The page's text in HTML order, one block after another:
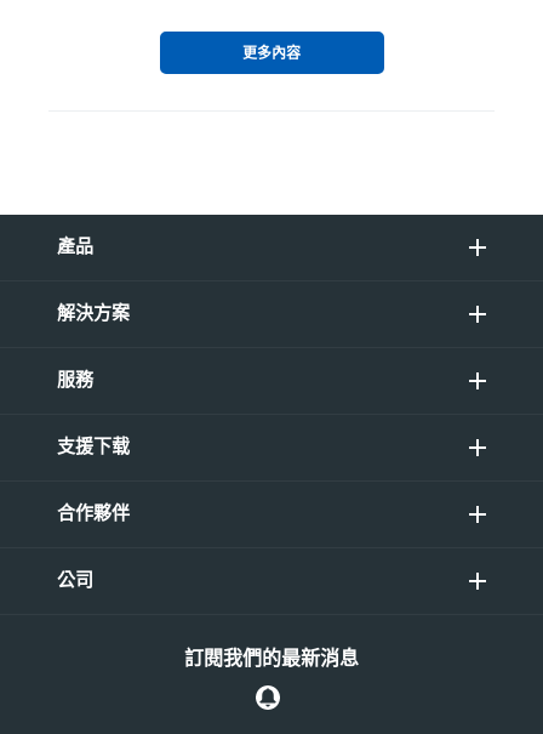
更多內容
產品
解決方案
服務
支援下载
合作夥伴
公司
訂閱我們的最新消息